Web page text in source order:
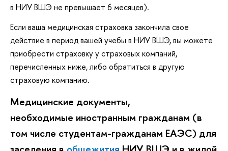
в НИУ ВШЭ не превышает 6 месяцев).
Если ваша медицинская страховка закончила свое
действие в период вашей учебы в НИУ ВШЭ, вы можете
приобрести страховку у страховых компаний,
перечисленных ниже, либо обратиться в другую
страховую компанию.
Медицинские документы,
необходимые иностранным гражданам (в
том числе студентам-гражданам ЕАЭС) для